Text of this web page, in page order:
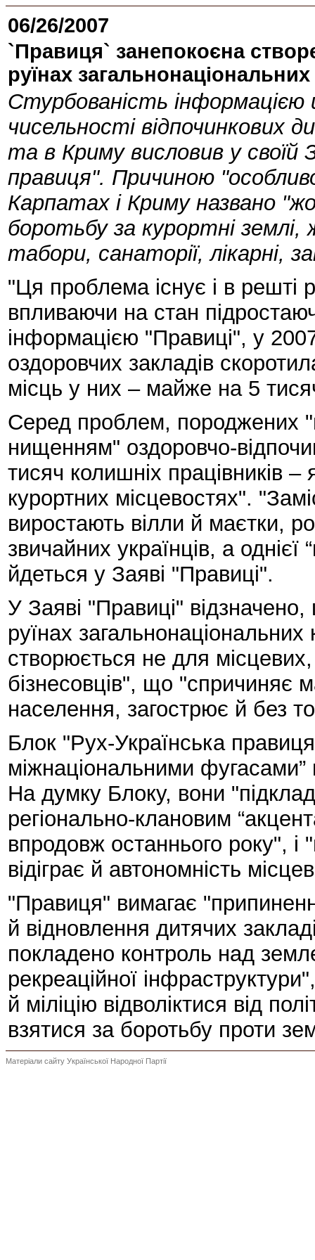
06/26/2007
`Правиця` занепокоєна
руїнах
Стурбованість інформацією
чисельності відпочинкових
та в Криму висловив у своїй
правиця". Причиною
Карпатах і Криму названо
боротьбу за курортні
табори, санаторії, лікарні,
"Ця проблема існує і в решті
впливаючи на стан
інформацією "Правиці", у
оздоровчих закладів
місць у них – майже на 5
Серед проблем, породжених
нищенням" оздоровчо-
тисяч колишніх працівників
курортних місцевостях".
виростають вілли й маєтки,
звичайних українців, а
йдеться у Заяві "Правиці".
У Заяві "Правиці"
руїнах загальнонаціональних
створюється не для
бізнесовців", що "спричиняє
населення, загострює й без
Блок "Рух-Українська
міжнаціональними фугасами”
На думку Блоку, вони
регіонально-клановим
впродовж останнього року", і
відіграє й автономність
"Правиця" вимагає
й відновлення дитячих
покладено контроль над
рекреаційної
й міліцію відволіктися від
взятися за боротьбу проти
Матеріали сайту Української Народної Партії